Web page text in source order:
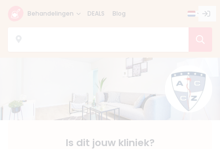
Behandelingen DEALS Blog
Is dit jouw kliniek?